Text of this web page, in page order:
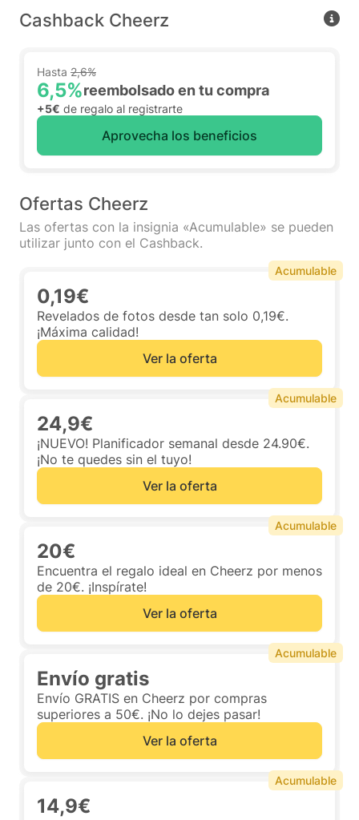
Cashback Cheerz
Hasta 2,6%
6,5%reembolsado en tu compra
+5€ de regalo al registrarte
Aprovecha los beneficios
Ofertas Cheerz
Las ofertas con la insignia «Acumulable» se pueden
utilizar junto con el Cashback.
0,19€
Revelados de fotos desde tan solo 0,19€.
¡Máxima calidad!
Ver la oferta
Acumulable
24,9€
¡NUEVO! Planificador semanal desde 24.90€.
¡No te quedes sin el tuyo!
Ver la oferta
Acumulable
20€
Encuentra el regalo ideal en Cheerz por menos
de 20€. ¡Inspírate!
Ver la oferta
Acumulable
Envío gratis
Envío GRATIS en Cheerz por compras
superiores a 50€. ¡No lo dejes pasar!
Ver la oferta
Acumulable
14,9€
Acumulable